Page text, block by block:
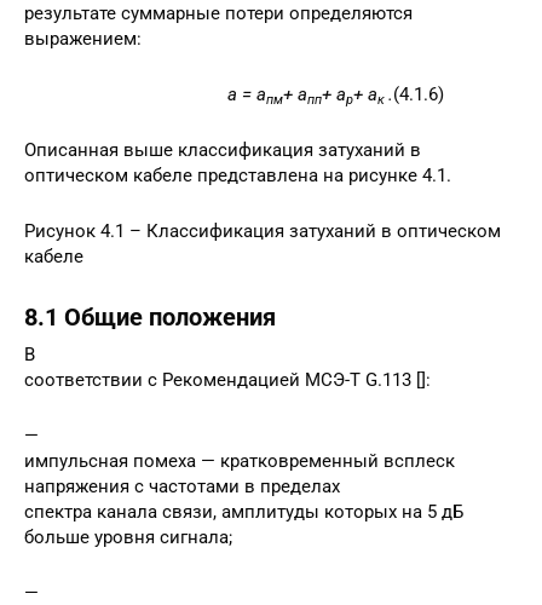
результате суммарные потери определяются
выражением:
a = aпм+ aпп+ aр+ aк .(4.1.6)
Описанная выше классификация затуханий в
оптическом кабеле представлена на рисунке 4.1.
Рисунок 4.1 – Классификация затуханий в оптическом
кабеле
8.1 Общие положения
В
соответствии с Рекомендацией МСЭ-Т G.113 []:
—
импульсная помеха — кратковременный всплеск
напряжения с частотами в пределах
спектра канала связи, амплитуды которых на 5 дБ
больше уровня сигнала;
—